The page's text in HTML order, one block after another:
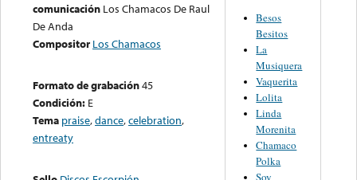
comunicación Los Chamacos De Raul
De Anda
Compositor Los Chamacos
Formato de grabación45
Condición: E
Tema praise,dance,celebration,
entreaty
Besos
Besitos
La
Musiquera
Vaquerita
Lolita
Linda
Morenita
Chamaco
Polka
Soy